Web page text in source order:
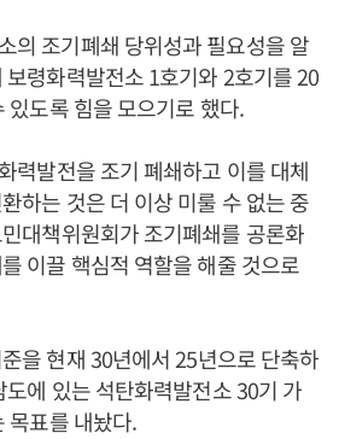
의 조기폐쇄 당위성과 필요성을 알
령화력발전소 1호기와 2호기를 20
있도록 힘을 모으기로 했다.
력발전을 조기 폐쇄하고 이를 대체
하는 것은 더 이상 미룰 수 없는 중
대책위원회가 조기폐쇄를 공론화
이끌 핵심적 역할을 해줄 것으로
을 현재 30년에서 25년으로 단축하
에 있는 석탄화력발전소 30기 가
목표를 내놨다.